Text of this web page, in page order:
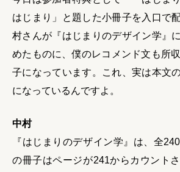
はじまり」と題した小冊子を入口で
村さんが『はじまりのデザイン学』
めたものに、僕のレコメンド文も所
子になっています。これ、実は本文
になっているんですよ。
中村
『はじまりのデザイン学』は、全
の冊子はページが241からカウント